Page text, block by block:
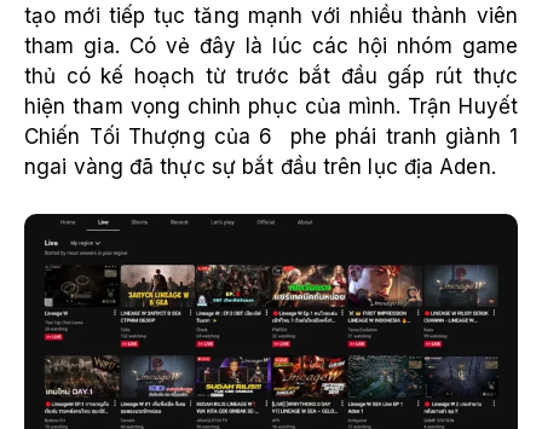
tạo mới tiếp tục tăng mạnh với nhiều thành viên
tham gia. Có vẻ đây là lúc các hội nhóm game
thủ có kế hoạch từ trước bắt đầu gấp rút thực
hiện tham vọng chinh phục của mình. Trận Huyết
Chiến Tối Thượng của 6 phe phái tranh giành 1
ngai vàng đã thực sự bắt đầu trên lục địa Aden.